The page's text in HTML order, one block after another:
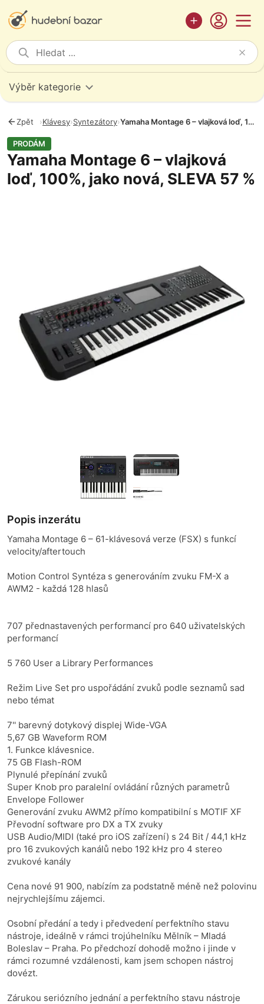
Výběr kategorie
Zpět ›Klávesy›Syntezátory› Yamaha Montage 6 – vlajková loď, 100%, jako nová, SLEVA 57 %
PRODÁM
Yamaha Montage 6 – vlajková
loď, 100%, jako nová, SLEVA 57 %
Popis inzerátu
Yamaha Montage 6 – 61-klávesová verze (FSX) s funkcí
velocity/aftertouch
Motion Control Syntéza s generováním zvuku FM-X a
AWM2 - každá 128 hlasů
707 přednastavených performancí pro 640 uživatelských
performancí
5 760 User a Library Performances
Režim Live Set pro uspořádání zvuků podle seznamů sad
nebo témat
7'' barevný dotykový displej Wide-VGA
5,67 GB Waveform ROM
1. Funkce klávesnice.
75 GB Flash-ROM
Plynulé přepínání zvuků
Super Knob pro paralelní ovládání různých parametrů
Envelope Follower
Generování zvuku AWM2 přímo kompatibilní s MOTIF XF
Převodní software pro DX a TX zvuky
USB Audio/MIDI (také pro iOS zařízení) s 24 Bit / 44,1 kHz
pro 16 zvukových kanálů nebo 192 kHz pro 4 stereo
zvukové kanály
Cena nové 91 900, nabízím za podstatně méně než polovinu
nejrychlejšímu zájemci.
Osobní předání a tedy i předvedení perfektního stavu
nástroje, ideálně v rámci trojúhelníku Mělník – Mladá
Boleslav – Praha. Po předchozí dohodě možno i jinde v
rámci rozumné vzdálenosti, kam jsem schopen nástroj
dovézt.
Zárukou seriózního jednání a perfektního stavu nástroje